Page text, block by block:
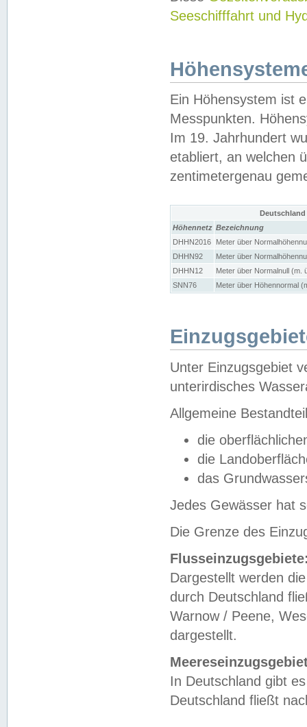
Seeschifffahrt und
Ein Höhensystem ist
Messpunkten.
Im 19. Jahrhundert
etabliert, an welchen
zentimetergenau
Höhennetz Bezeichnung
DHHN2016
Meter über
DHHN92
Meter über
DHHN12
Meter über Normalnull (m.
SNN76
Meter über Höhennormal
Unter Einzugsgebiet
unterirdisches
Allgemeine
die
die
das
Jedes Gewässer hat
Die Grenze des
Dargestellt werden
durch Deutschland
Warnow / Peene,
dargestellt.
In Deutschland gibt
Deutschland fließt